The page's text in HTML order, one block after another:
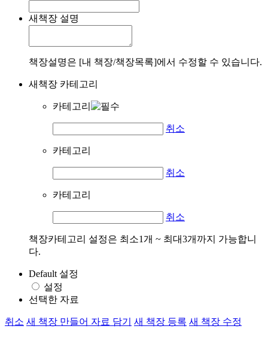
새책장 설명
책장설명은 [내 책장/책장목록]에서 수정할 수 있습니다.
새책장 카테고리
카테고리
취소
카테고리
취소
카테고리
취소
책장카테고리 설정은 최소1개 ~ 최대3개까지 가능합니
다.
Default 설정
설정
선택한 자료
취소 새 책장 만들어 자료 담기 새 책장 등록 새 책장 수정